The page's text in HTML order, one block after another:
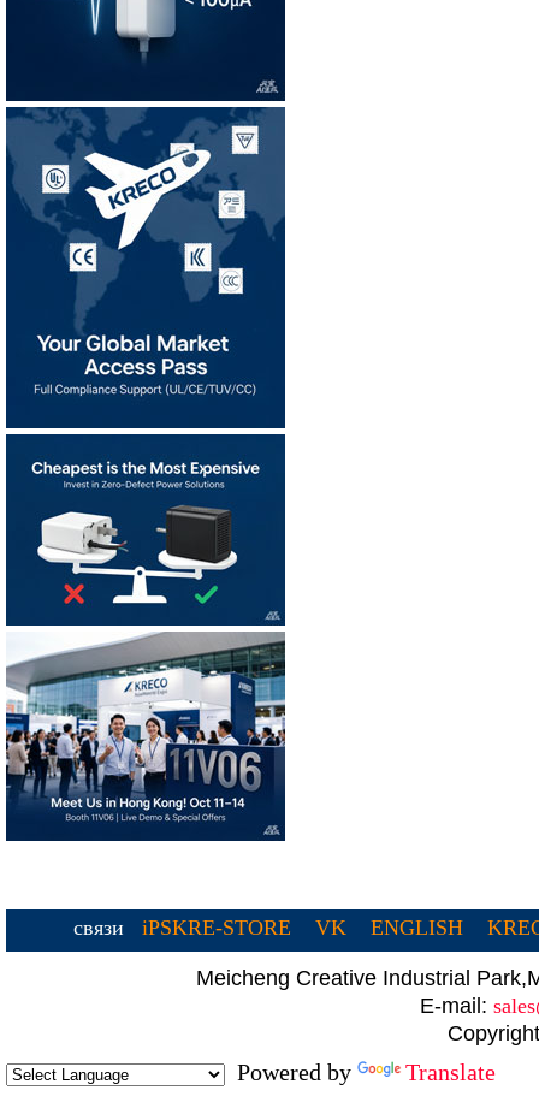
связи iPSKRE-STORE VK ENGLISH
Meicheng Creative Industrial
E-mail:
Powered by Translate